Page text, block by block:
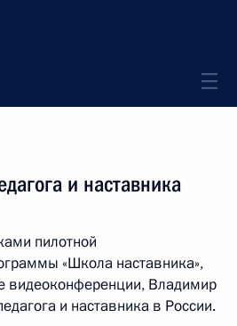
и наставника
пилотной
«Школа наставника»,
Владимир
и наставника в России.